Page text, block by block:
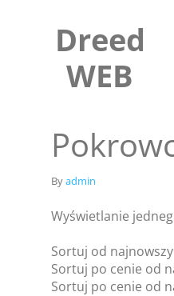
Dreed
WEB
Byadmin
Wyświetlanie
Sortuj od
Sortuj po cenie od
Sortuj po cenie od